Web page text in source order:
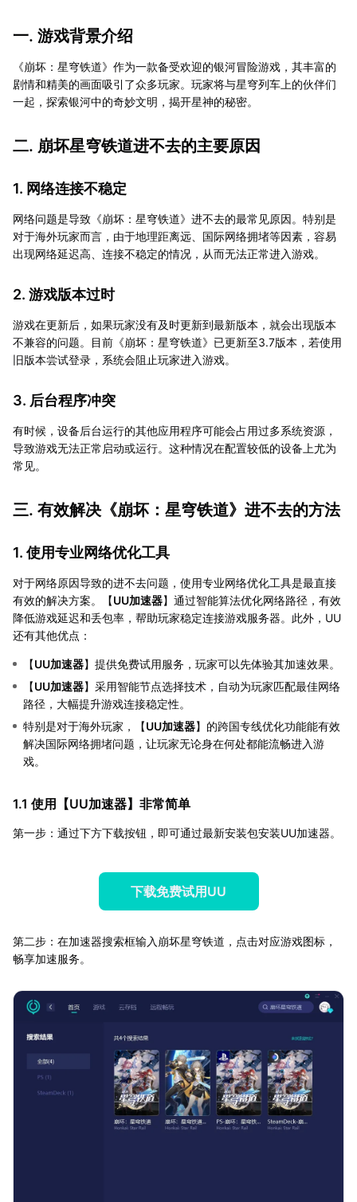
一. 游戏背景介绍
《崩坏：星穹铁道》作为一款备受欢迎的银河冒险游戏，其丰富的
剧情和精美的画面吸引了众多玩家。玩家将与星穹列车上的伙伴们
一起，探索银河中的奇妙文明，揭开星神的秘密。
二. 崩坏星穹铁道进不去的主要原因
1. 网络连接不稳定
网络问题是导致《崩坏：星穹铁道》进不去的最常见原因。特别是
对于海外玩家而言，由于地理距离远、国际网络拥堵等因素，容易
出现网络延迟高、连接不稳定的情况，从而无法正常进入游戏。
2. 游戏版本过时
游戏在更新后，如果玩家没有及时更新到最新版本，就会出现版本
不兼容的问题。目前《崩坏：星穹铁道》已更新至3.7版本，若使用
旧版本尝试登录，系统会阻止玩家进入游戏。
3. 后台程序冲突
有时候，设备后台运行的其他应用程序可能会占用过多系统资源，
导致游戏无法正常启动或运行。这种情况在配置较低的设备上尤为
常见。
三. 有效解决《崩坏：星穹铁道》进不去的方法
1. 使用专业网络优化工具
对于网络原因导致的进不去问题，使用专业网络优化工具是最直接
有效的解决方案。【UU加速器】通过智能算法优化网络路径，有效
降低游戏延迟和丢包率，帮助玩家稳定连接游戏服务器。此外，UU
还有其他优点：
【UU加速器】提供免费试用服务，玩家可以先体验其加速效果。
【UU加速器】采用智能节点选择技术，自动为玩家匹配最佳网络
路径，大幅提升游戏连接稳定性。
特别是对于海外玩家，【UU加速器】的跨国专线优化功能能有效
解决国际网络拥堵问题，让玩家无论身在何处都能流畅进入游
戏。
1.1 使用【UU加速器】非常简单
第一步：通过下方下载按钮，即可通过最新安装包安装UU加速器。
下载免费试用UU
第二步：在加速器搜索框输入崩坏星穹铁道，点击对应游戏图标，
畅享加速服务。